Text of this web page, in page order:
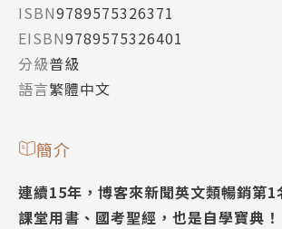
ISBN9789575326371
EISBN9789575326401
分級普級
語言繁體中文
簡介
連續15年，博客來新聞英文類暢銷第1
課堂用書、國考聖經，也是自學寶典！